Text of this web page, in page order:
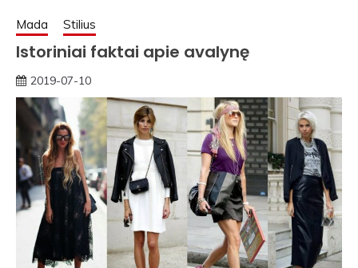
Mada Stilius
Istoriniai faktai apie avalynę
2019-07-10
rasytojas